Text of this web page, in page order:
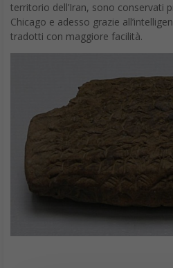
territorio dell’Iran, sono conservati
Chicago e adesso grazie
tradotti con maggiore facilità.